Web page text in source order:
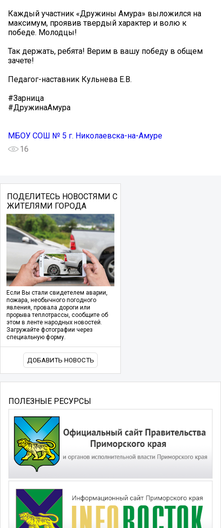
Каждый участник «Дружины Амура» выложился на
максимум, проявив твердый характер и волю к
победе. Молодцы!
Так держать, ребята! Верим в вашу победу в общем
зачете!
Педагог-наставник Кульнева Е.В.
#Зарница
#ДружинаАмура
МБОУ СОШ № 5 г. Николаевска-на-Амуре
16
ПОДЕЛИТЕСЬ НОВОСТЯМИ С
ЖИТЕЛЯМИ ГОРОДА
Если Вы стали свидетелем аварии,
пожара, необычного погодного
явления, провала дороги или
прорыва теплотрассы, сообщите об
этом в ленте народных новостей.
Загружайте фотографии через
специальную форму.
ДОБАВИТЬ НОВОСТЬ
ПОЛЕЗНЫЕ РЕСУРСЫ